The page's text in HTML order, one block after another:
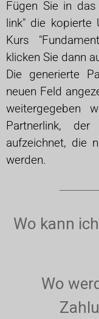
Fügen Sie in
link" die kopierte
Kurs
klicken Sie dann
Die generierte
neuen Feld
weitergegeben
Partnerlink,
aufzeichnet, die
werden.
Wo kann
Wo